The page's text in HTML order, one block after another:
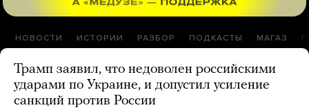
НОВОСТИ ИСТОРИИ РАЗБОР ПОДКАСТЫ МАГАЗ
Трамп заявил, что недоволен российскими
ударами по Украине, и допустил усиление
санкций против России